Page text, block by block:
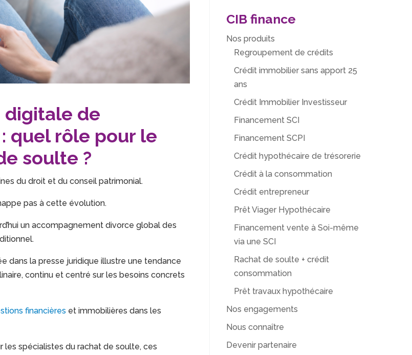
digitale de
quel rôle pour le
soulte ?
du droit et du conseil patrimonial.
pas à cette évolution.
un accompagnement divorce global des
dans la presse juridique illustre une tendance
continu et centré sur les besoins concrets
financières et immobilières dans les
spécialistes du rachat de soulte, ces
CIB finance
Nos produits
Regroupement de crédits
Crédit immobilier sans apport 25
ans
Crédit Immobilier Investisseur
Financement SCI
Financement SCPI
Crédit hypothécaire de trésorerie
Crédit à la consommation
Crédit entrepreneur
Prêt Viager Hypothécaire
Financement vente à Soi-même
via une SCI
Rachat de soulte + crédit
consommation
Prêt travaux hypothécaire
Nos engagements
Nous connaître
Devenir partenaire